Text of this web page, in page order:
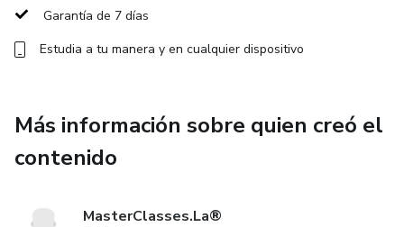
Garantía de 7 días
Estudia a tu manera y en cualquier dispositivo
Más información sobre quien creó el
contenido
MasterClasses.La®